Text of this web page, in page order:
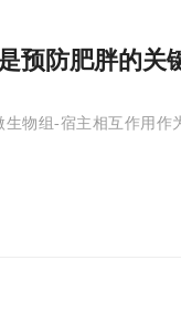
预防肥胖的关
物组-宿主相互作用作